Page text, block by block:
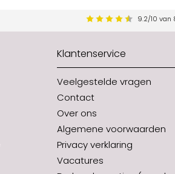
9.2/10 van
Klantenservice
Veelgestelde vragen
Contact
Over ons
Algemene voorwaarden
Privacy verklaring
Vacatures